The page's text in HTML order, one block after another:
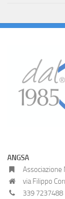
ANGSA
Associazione
via Filippo
339 7237488